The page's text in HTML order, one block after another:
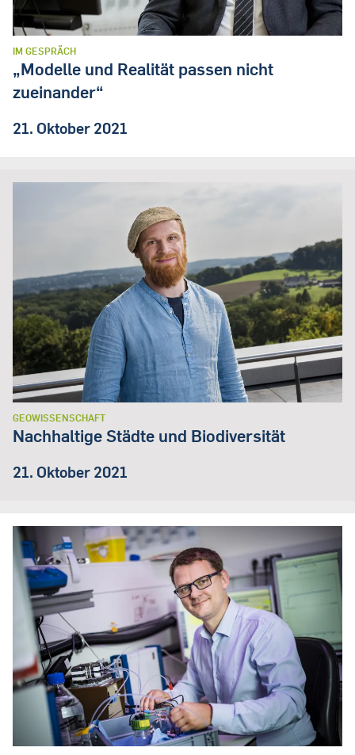
IM GESPRÄCH
„Modelle und Realität passen nicht
zueinander“
21. Oktober 2021
GEOWISSENSCHAFT
Nachhaltige Städte und Biodiversität
21. Oktober 2021